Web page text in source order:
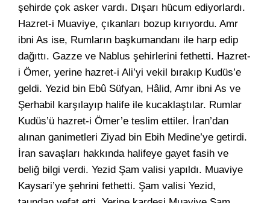
şehirde çok asker vardı. Dışarı hücum ediyorlardı.
Hazret-i Muaviye, çıkanları bozup kırıyordu. Amr
ibni As ise, Rumların başkumandanı ile harp edip
dağıttı. Gazze ve Nablus şehirlerini fethetti. Hazret-
i Ömer, yerine hazret-i Ali’yi vekil bırakıp Kudüs’e
geldi. Yezid bin Ebû Süfyan, Hâlid, Amr ibni As ve
Şerhabil karşılayıp halife ile kucaklaştılar. Rumlar
Kudüs’ü hazret-i Ömer’e teslim ettiler. İran’dan
alınan ganimetleri Ziyad bin Ebih Medine’ye getirdi.
İran savaşları hakkında halifeye gayet fasih ve
beliğ bilgi verdi. Yezid Şam valisi yapıldı. Muaviye
Kaysari’ye şehrini fethetti. Şam valisi Yezid,